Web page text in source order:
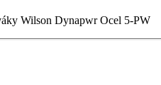
Wilson Dynapwr Ocel 5-PW